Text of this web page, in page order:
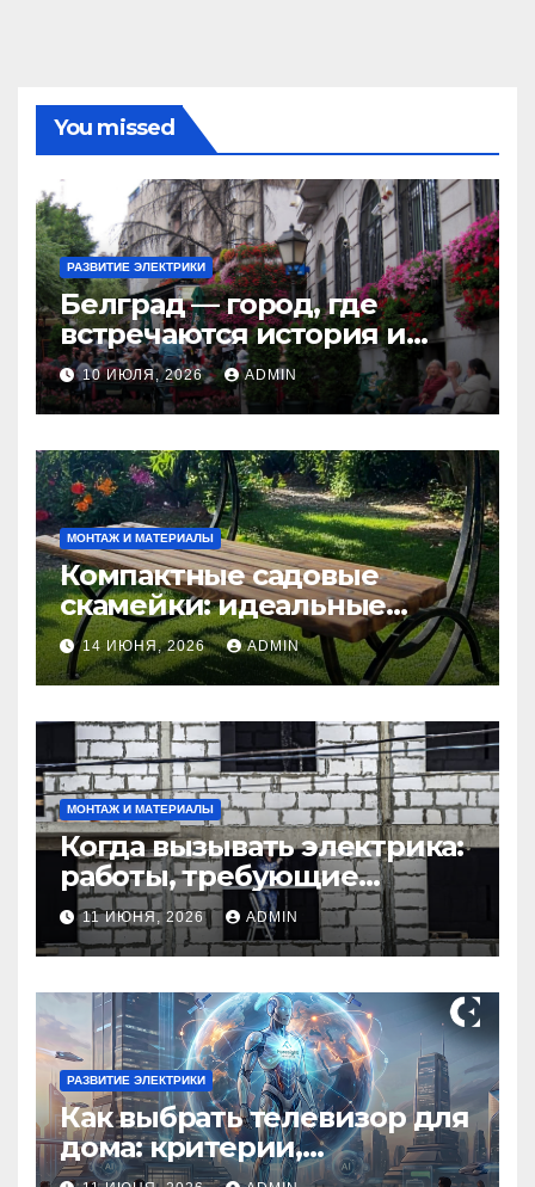
You missed
РАЗВИТИЕ ЭЛЕКТРИКИ
Белград — город, где
встречаются история и
современность
10 ИЮЛЯ, 2026 ADMIN
МОНТАЖ И МАТЕРИАЛЫ
Компактные садовые
скамейки: идеальные
решения Madmetal.ru для
маленьких участков
14 ИЮНЯ, 2026 ADMIN
МОНТАЖ И МАТЕРИАЛЫ
Когда вызывать электрика:
работы, требующие
профессионала Электрик
круглосуточно
11 ИЮНЯ, 2026 ADMIN
РАЗВИТИЕ ЭЛЕКТРИКИ
Как выбрать телевизор для
дома: критерии,
технологии и советы